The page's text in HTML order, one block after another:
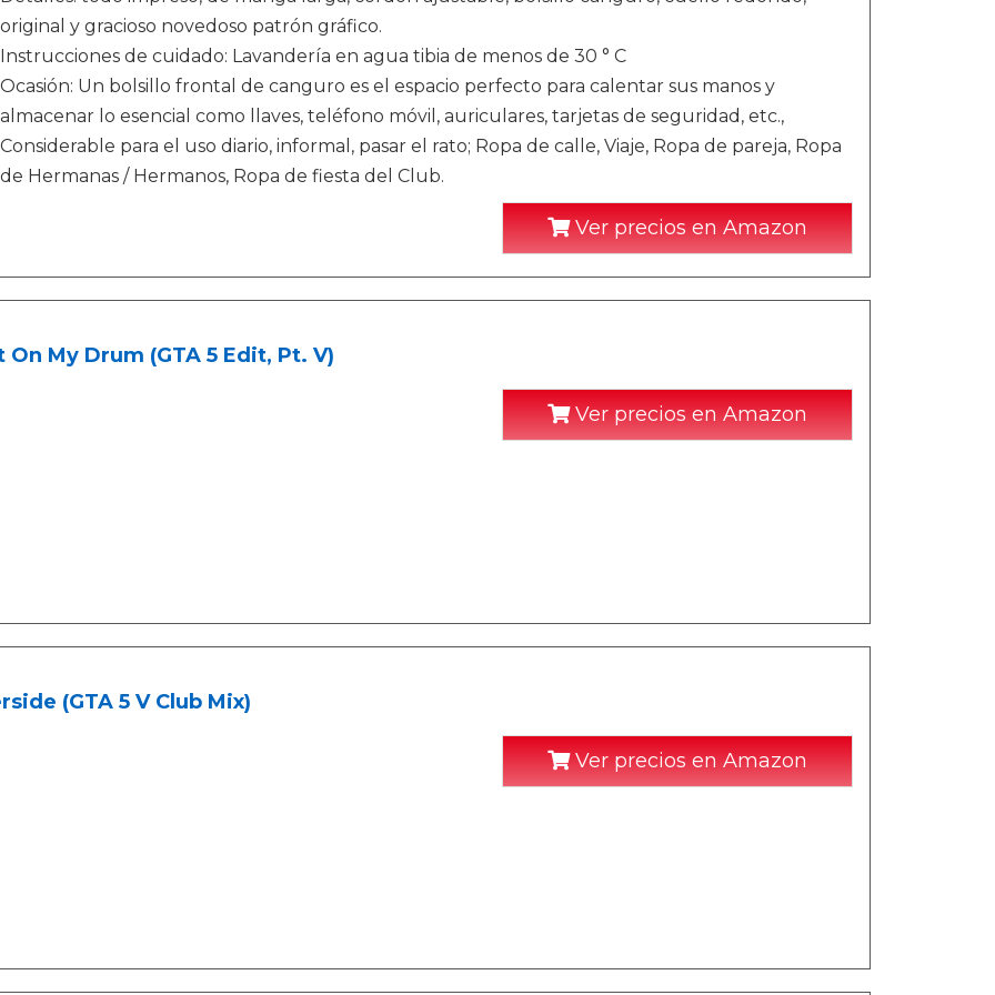
original y gracioso novedoso patrón gráfico.
Instrucciones de cuidado: Lavandería en agua tibia de menos de 30 ° C
Ocasión: Un bolsillo frontal de canguro es el espacio perfecto para calentar sus manos y
almacenar lo esencial como llaves, teléfono móvil, auriculares, tarjetas de seguridad, etc.,
Considerable para el uso diario, informal, pasar el rato; Ropa de calle, Viaje, Ropa de pareja, Ropa
de Hermanas / Hermanos, Ropa de fiesta del Club.
Ver precios en Amazon
On My Drum (GTA 5 Edit, Pt. V)
Ver precios en Amazon
(GTA 5 V Club Mix)
Ver precios en Amazon